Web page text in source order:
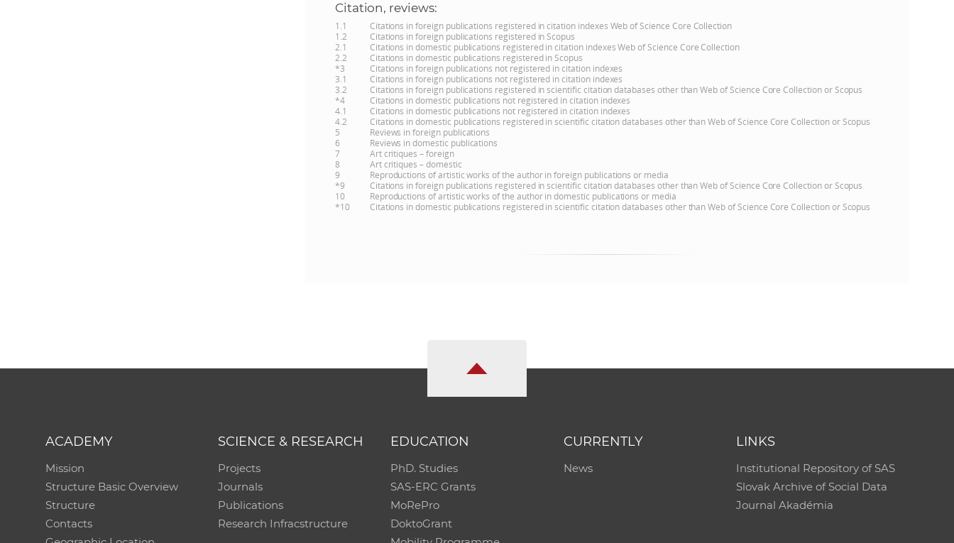
Citation, reviews:
1.1
Citations in foreign publications registered in citation indexes Web of Science Core Collection
1.2
Citations in foreign publications registered in Scopus
2.1
Citations in domestic publications registered in citation indexes Web of Science Core Collection
2.2
Citations in domestic publications registered in Scopus
*3
Citations in foreign publications not registered in citation indexes
3.1
Citations in foreign publications not registered in citation indexes
3.2
Citations in foreign publications registered in scientific citation databases other than Web of Science Core Collection or Scopus
*4
Citations in domestic publications not registered in citation indexes
4.1
Citations in domestic publications not registered in citation indexes
4.2
Citations in domestic publications registered in scientific citation databases other than Web of Science Core Collection or Scopus
5
Reviews in foreign publications
6
Reviews in domestic publications
7
Art critiques – foreign
8
Art critiques – domestic
9
Reproductions of artistic works of the author in foreign publications or media
*9
Citations in foreign publications registered in scientific citation databases other than Web of Science Core Collection or Scopus
10
Reproductions of artistic works of the author in domestic publications or media
*10
Citations in domestic publications registered in scientific citation databases other than Web of Science Core Collection or Scopus
ACADEMY
Mission
Structure Basic Overview
Structure
Contacts
SCIENCE & RESEARCH
Projects
Journals
Publications
Research Infracstructure
EDUCATION
PhD. Studies
SAS-ERC Grants
MoRePro
DoktoGrant
CURRENTLY
News
LINKS
Institutional Repository of SAS
Slovak Archive of Social Data
Journal Akadémia